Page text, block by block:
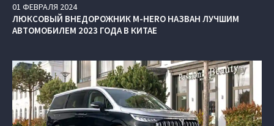
01 ФЕВРАЛЯ 2024
ЛЮКСОВЫЙ ВНЕДОРОЖНИК M‑HERO НАЗВАН ЛУЧШИМ
АВТОМОБИЛЕМ 2023 ГОДА В КИТАЕ